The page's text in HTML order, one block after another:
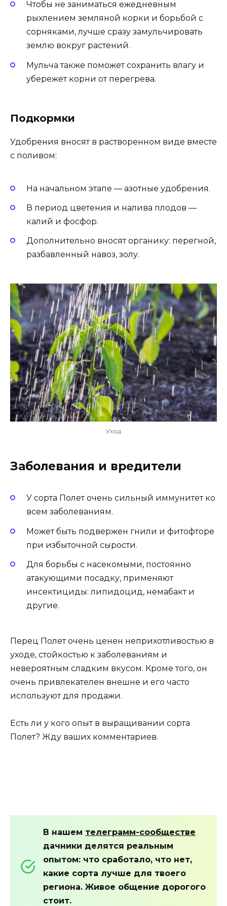
Чтобы не заниматься ежедневным
рыхлением земляной корки и борьбой с
сорняками, лучше сразу замульчировать
землю вокруг растений.
Мульча также поможет сохранить влагу и
убережет корни от перегрева.
Подкормки
Удобрения вносят в растворенном виде вместе
с поливом:
На начальном этапе — азотные удобрения.
В период цветения и налива плодов —
калий и фосфор.
Дополнительно вносят органику: перегной,
разбавленный навоз, золу.
Уход
Заболевания и вредители
У сорта Полет очень сильный иммунитет ко
всем заболеваниям.
Может быть подвержен гнили и фитофторе
при избыточной сырости.
Для борьбы с насекомыми, постоянно
атакующими посадку, применяют
инсектициды: липидоцид, немабакт и
другие.
Перец Полет очень ценен неприхотливостью в
уходе, стойкостью к заболеваниям и
невероятным сладким вкусом. Кроме того, он
очень привлекателен внешне и его часто
используют для продажи.
Есть ли у кого опыт в выращивании сорта
Полет? Жду ваших комментариев.
В нашем телеграмм-сообществе
дачники делятся реальным
опытом: что сработало, что нет,
какие сорта лучше для твоего
региона. Живое общение дорогого
стоит.